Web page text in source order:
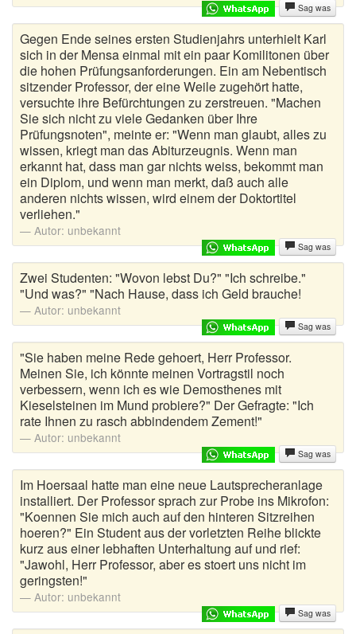
Sag was
Gegen Ende seines ersten Studienjahrs unterhielt Karl
sich in der Mensa einmal mit ein paar Komilitonen über
die hohen Prüfungsanforderungen. Ein am Nebentisch
sitzender Professor, der eine Weile zugehört hatte,
versuchte ihre Befürchtungen zu zerstreuen. "Machen
Sie sich nicht zu viele Gedanken über Ihre
Prüfungsnoten", meinte er: "Wenn man glaubt, alles zu
wissen, kriegt man das Abiturzeugnis. Wenn man
erkannt hat, dass man gar nichts weiss, bekommt man
ein Diplom, und wenn man merkt, daß auch alle
anderen nichts wissen, wird einem der Doktortitel
verliehen."
Autor: unbekannt
Sag was
Zwei Studenten: "Wovon lebst Du?" "Ich schreibe."
"Und was?" "Nach Hause, dass ich Geld brauche!
Autor: unbekannt
Sag was
"Sie haben meine Rede gehoert, Herr Professor.
Meinen Sie, ich könnte meinen Vortragstil noch
verbessern, wenn ich es wie Demosthenes mit
Kieselsteinen im Mund probiere?" Der Gefragte: "Ich
rate Ihnen zu rasch abbindendem Zement!"
Autor: unbekannt
Sag was
Im Hoersaal hatte man eine neue Lautsprecheranlage
installiert. Der Professor sprach zur Probe ins Mikrofon:
"Koennen Sie mich auch auf den hinteren Sitzreihen
hoeren?" Ein Student aus der vorletzten Reihe blickte
kurz aus einer lebhaften Unterhaltung auf und rief:
"Jawohl, Herr Professor, aber es stoert uns nicht im
geringsten!"
Autor: unbekannt
Sag was